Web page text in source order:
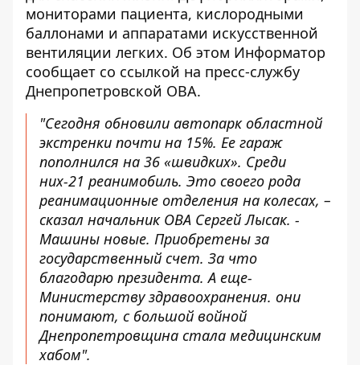
мониторами пациента, кислородными
баллонами и аппаратами искусственной
вентиляции легких. Об этом Информатор
сообщает со ссылкой на пресс-службу
Днепропетровской ОВА.
"Сегодня обновили автопарк областной
экстренки почти на 15%. Ее гараж
пополнился на 36 «швидких». Среди
них-21 реанимобиль. Это своего рода
реанимационные отделения на колесах, –
сказал начальник ОВА Сергей Лысак. -
Машины новые. Приобретены за
государственный счет. За что
благодарю президента. А еще-
Министерству здравоохранения. они
понимают, с большой войной
Днепропетровщина стала медицинским
хабом".